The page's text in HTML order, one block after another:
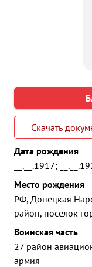
Скачать
Дата рождения
__.__.1917;
Место рождения
РФ, Донецкая
район, поселок
Воинская часть
27 район
армия